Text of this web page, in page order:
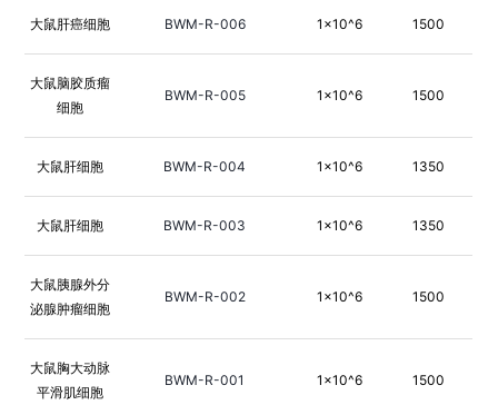
大鼠肝癌细胞 BWM-R-006 1×10^6 1500
大鼠脑胶质瘤
细胞
BWM-R-005 1×10^6 1500
大鼠肝细胞 BWM-R-004 1×10^6 1350
大鼠肝细胞 BWM-R-003 1×10^6 1350
大鼠胰腺外分
泌腺肿瘤细胞
BWM-R-002 1×10^6 1500
大鼠胸大动脉
平滑肌细胞
BWM-R-001 1×10^6 1500